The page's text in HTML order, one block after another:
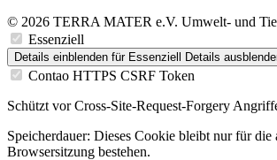
© 2026 TERRA MATER e.V. Umwelt- und
Essenziell
Details einblenden für Essenziell Details
Contao HTTPS CSRF Token
Schützt vor Cross-Site-Request-Forgery
Speicherdauer: Dieses Cookie bleibt nur für die
Browsersitzung bestehen.